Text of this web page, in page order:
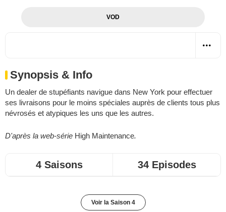
VOD
Synopsis & Info
Un dealer de stupéfiants navigue dans New York pour effectuer
ses livraisons pour le moins spéciales auprès de clients tous plus
névrosés et atypiques les uns que les autres.
D'après la web-série High Maintenance.
4 Saisons 34 Episodes
Voir la Saison 4